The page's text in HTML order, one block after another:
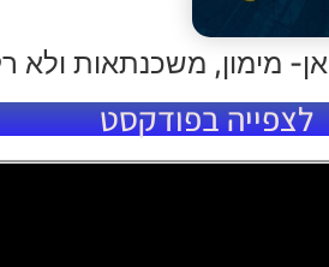
לצפייה בפודקסט